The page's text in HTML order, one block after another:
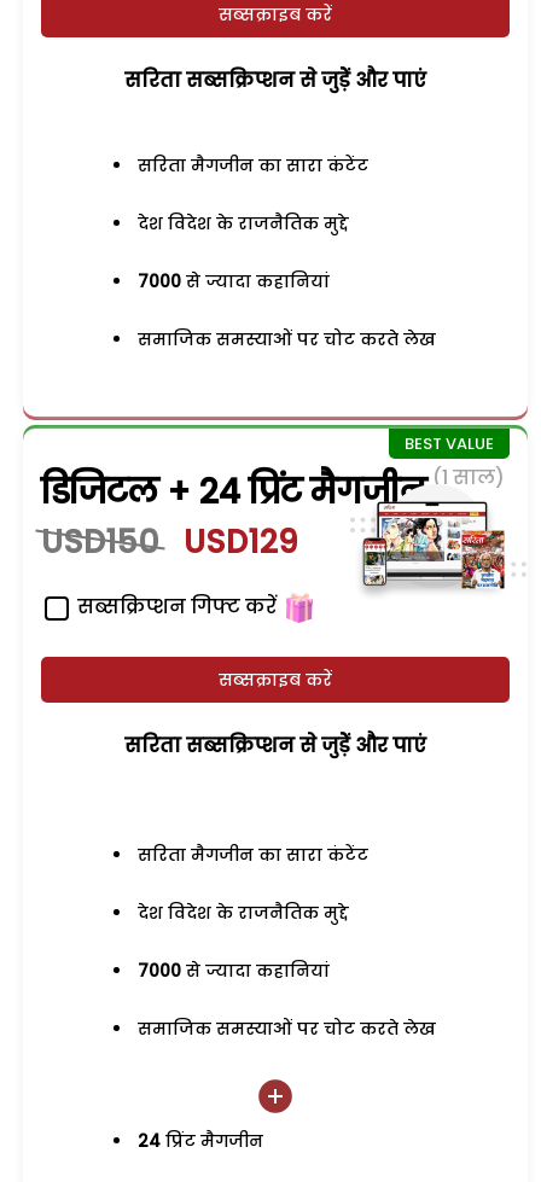
सब्सक्राइब करें
सरिता सब्सक्रिप्शन से जुड़ेें और पाएं
सरिता मैगजीन का सारा कंटेंट
देश विदेश के राजनैतिक मुद्दे
7000 से ज्यादा कहानियां
समाजिक समस्याओं पर चोट करते लेख
डिजिटल + 24 प्रिंट मैगजीन (1 साल)
USD150 USD129
सब्सक्रिप्शन गिफ्ट करें
सब्सक्राइब करें
सरिता सब्सक्रिप्शन से जुड़ेें और पाएं
सरिता मैगजीन का सारा कंटेंट
देश विदेश के राजनैतिक मुद्दे
7000 से ज्यादा कहानियां
समाजिक समस्याओं पर चोट करते लेख
24 प्रिंट मैगजीन